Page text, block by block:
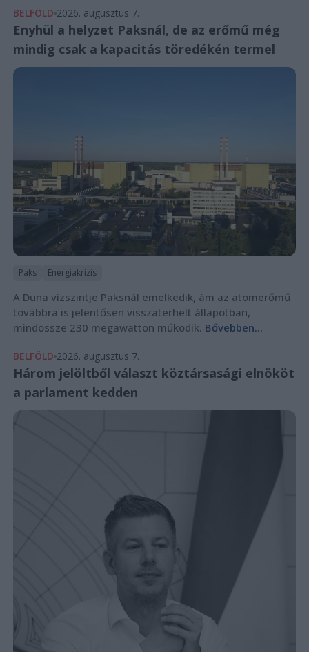
BELFÖLD 2026. augusztus 7.
Enyhül a helyzet Paksnál, de az erőmű még
mindig csak a kapacitás töredékén termel
Paks Energiakrízis
A Duna vízszintje Paksnál emelkedik, ám az atomerőmű
továbbra is jelentősen visszaterhelt állapotban,
mindössze 230 megawatton működik. Bővebben...
BELFÖLD 2026. augusztus 7.
Három jelöltből választ köztársasági elnököt
a parlament kedden